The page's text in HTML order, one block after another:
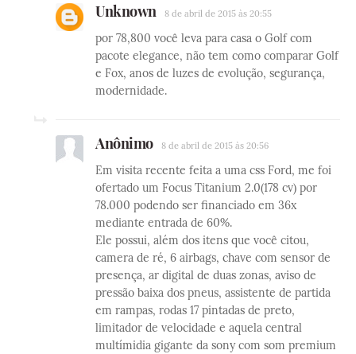
Unknown 8 de abril de 2015 às 20:55
por 78,800 você leva para casa o Golf com
pacote elegance, não tem como comparar Golf
e Fox, anos de luzes de evolução, segurança,
modernidade.
Anônimo 8 de abril de 2015 às 20:56
Em visita recente feita a uma css Ford, me foi
ofertado um Focus Titanium 2.0(178 cv) por
78.000 podendo ser financiado em 36x
mediante entrada de 60%.
Ele possui, além dos itens que você citou,
camera de ré, 6 airbags, chave com sensor de
presença, ar digital de duas zonas, aviso de
pressão baixa dos pneus, assistente de partida
em rampas, rodas 17 pintadas de preto,
limitador de velocidade e aquela central
multímidia gigante da sony com som premium